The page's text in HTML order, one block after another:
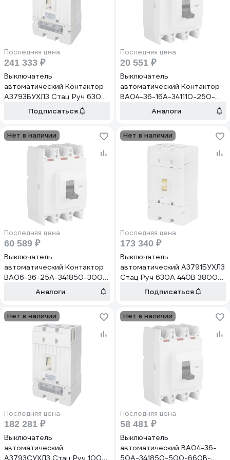
Последняя цена
241 333 ₽
Выключатель
автоматический Контактор
А3793БУХЛ3 Стац Руч 630А
440В 3800А НР110-220DC
ВК1З2Р ВКС2З2Р
кабель с наконечником медь
IP20 АЭС 1035466
Подписаться
Последняя цена
20 551 ₽
Выключатель
автоматический Контактор
ВА04-36-16А-341110-250-
660В-20УХЛ3 ВК2З2Р
Аналоги
Нет в наличии
Последняя цена
60 589 ₽
Выключатель
автоматический Контактор
ВА06-36-25А-341850-300-
660В-НР220AC-00УХЛ3
кабель с кабельным
наконечником Медь 1029631
Аналоги
Нет в наличии
Последняя цена
173 340 ₽
Выключатель
автоматический А3791БУХЛ3
Стац Руч 630А 440В 3800А
НР110DC ВК1З2Р ВКС2З2Р
присоединение переднее
медь IP20 Контактор
1030301
Подписаться
Нет в наличии
Последняя цена
182 281 ₽
Выключатель
автоматический
А3793СУХЛ3 Стац Руч 100А
Нет в наличии
Последняя цена
58 481 ₽
Выключатель
автоматический ВА04-36-
50А-341850-500-660В-